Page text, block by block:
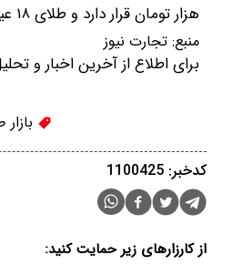
هزار تومان قرار دارد و طلای ۱۸ عیار با رقم ۱۷ میلیون و ۳۵۷ هزار تومان معامله می‌شود.
منبع: تجارت نیوز
برای اطلاع از آخرین اخبار و
بازار
کدخبر: 1100425
از کارزارهای زیر حمایت کنید: